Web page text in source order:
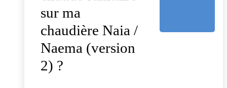
sur ma
chaudière Naia /
Naema (version
2) ?